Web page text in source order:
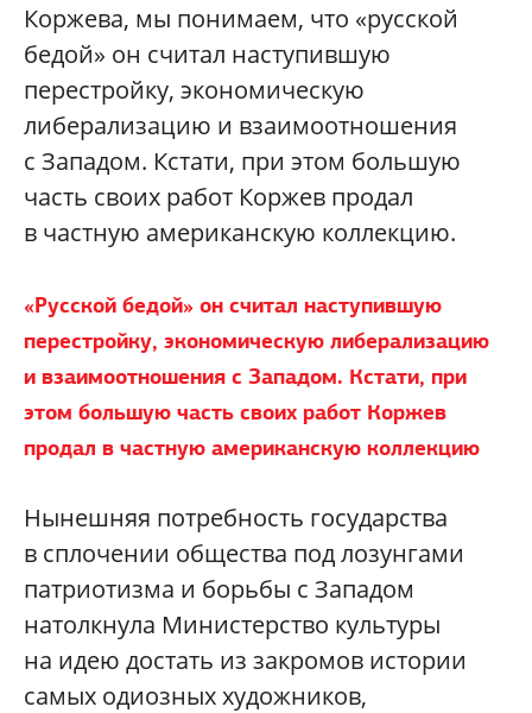
Коржева, мы понимаем, что «русской
бедой» он считал наступившую
перестройку, экономическую
либерализацию и взаимоотношения
с Западом. Кстати, при этом большую
часть своих работ Коржев продал
в частную американскую коллекцию.
«Русской бедой» он считал наступившую
перестройку, экономическую либерализацию
и взаимоотношения с Западом. Кстати, при
этом большую часть своих работ Коржев
продал в частную американскую коллекцию
Нынешняя потребность государства
в сплочении общества под лозунгами
патриотизма и борьбы с Западом
натолкнула Министерство культуры
на идею достать из закромов истории
самых одиозных художников,